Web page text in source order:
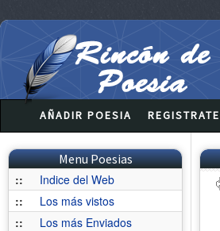
AÑADIR POESIA REGISTRATE
Menu Poesias
::
Indice del Web
::
Los más vistos
::
Los más Enviados